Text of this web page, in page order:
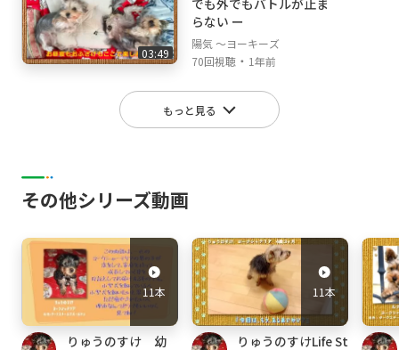
03:49
らない ー
陽気 ～ヨーキーズ
70回視聴 ・ 1年前
もっと見る
その他シリーズ動画
11本
りゅうのすけ 幼
11本
りゅうのすけLife St